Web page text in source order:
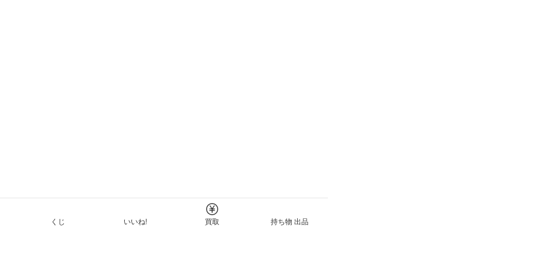
くじ いいね! 買取 持ち物 出品